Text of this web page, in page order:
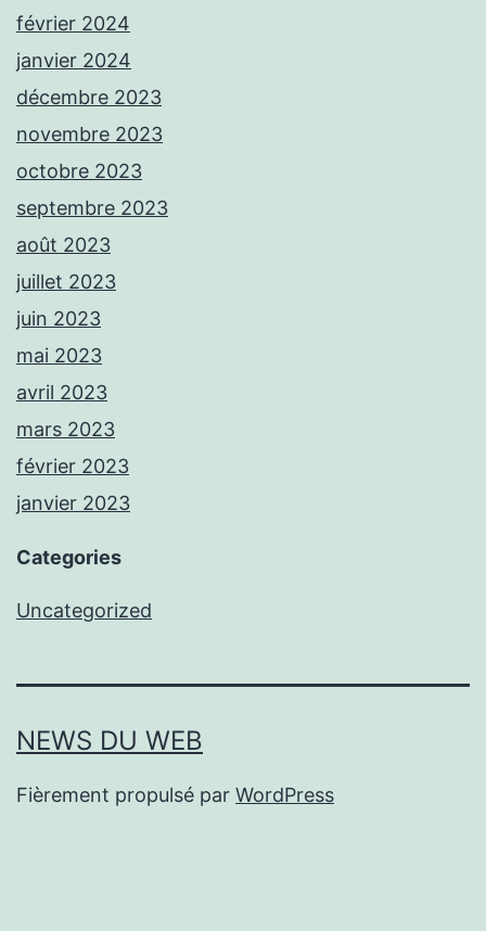
février 2024
janvier 2024
décembre 2023
novembre 2023
octobre 2023
septembre 2023
août 2023
juillet 2023
juin 2023
mai 2023
avril 2023
mars 2023
février 2023
janvier 2023
Categories
Uncategorized
NEWS DU WEB
Fièrement propulsé par WordPress